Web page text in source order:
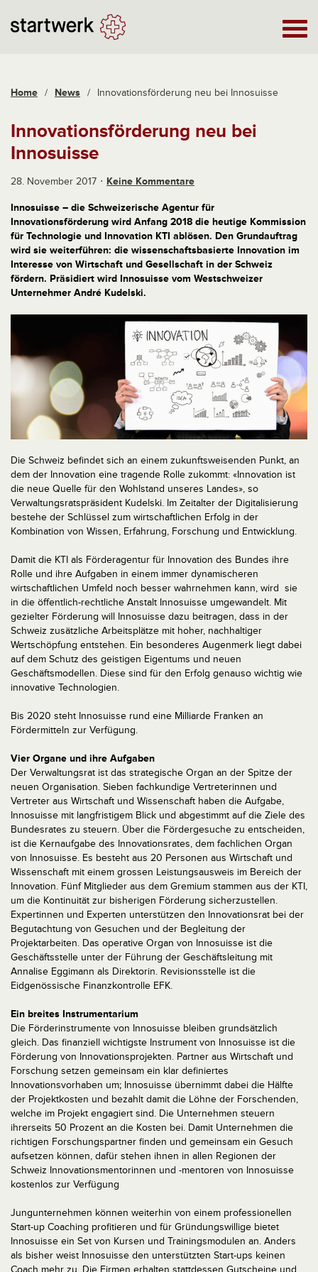
Home / News / Innovationsförderung neu bei Innosuisse
Innovationsförderung neu bei
Innosuisse
28. November 2017 Keine Kommentare
Innosuisse – die Schweizerische Agentur für
Innovationsförderung wird Anfang 2018 die heutige Kommission
für Technologie und Innovation KTI ablösen. Den Grundauftrag
wird sie weiterführen: die wissenschaftsbasierte Innovation im
Interesse von Wirtschaft und Gesellschaft in der Schweiz
fördern. Präsidiert wird Innosuisse vom Westschweizer
Unternehmer André Kudelski.
Die Schweiz befindet sich an einem zukunftsweisenden Punkt, an
dem der Innovation eine tragende Rolle zukommt: «Innovation ist
die neue Quelle für den Wohlstand unseres Landes», so
Verwaltungsratspräsident Kudelski. Im Zeitalter der Digitalisierung
bestehe der Schlüssel zum wirtschaftlichen Erfolg in der
Kombination von Wissen, Erfahrung, Forschung und Entwicklung.
Damit die KTI als Förderagentur für Innovation des Bundes ihre
Rolle und ihre Aufgaben in einem immer dynamischeren
wirtschaftlichen Umfeld noch besser wahrnehmen kann, wird sie
in die öffentlich-rechtliche Anstalt Innosuisse umgewandelt. Mit
gezielter Förderung will Innosuisse dazu beitragen, dass in der
Schweiz zusätzliche Arbeitsplätze mit hoher, nachhaltiger
Wertschöpfung entstehen. Ein besonderes Augenmerk liegt dabei
auf dem Schutz des geistigen Eigentums und neuen
Geschäftsmodellen. Diese sind für den Erfolg genauso wichtig wie
innovative Technologien.
Bis 2020 steht Innosuisse rund eine Milliarde Franken an
Fördermitteln zur Verfügung.
Vier Organe und ihre Aufgaben
Der Verwaltungsrat ist das strategische Organ an der Spitze der
neuen Organisation. Sieben fachkundige Vertreterinnen und
Vertreter aus Wirtschaft und Wissenschaft haben die Aufgabe,
Innosuisse mit langfristigem Blick und abgestimmt auf die Ziele des
Bundesrates zu steuern. Über die Fördergesuche zu entscheiden,
ist die Kernaufgabe des Innovationsrates, dem fachlichen Organ
von Innosuisse. Es besteht aus 20 Personen aus Wirtschaft und
Wissenschaft mit einem grossen Leistungsausweis im Bereich der
Innovation. Fünf Mitglieder aus dem Gremium stammen aus der KTI,
um die Kontinuität zur bisherigen Förderung sicherzustellen.
Expertinnen und Experten unterstützen den Innovationsrat bei der
Begutachtung von Gesuchen und der Begleitung der
Projektarbeiten. Das operative Organ von Innosuisse ist die
Geschäftsstelle unter der Führung der Geschäftsleitung mit
Annalise Eggimann als Direktorin. Revisionsstelle ist die
Eidgenössische Finanzkontrolle EFK.
Ein breites Instrumentarium
Die Förderinstrumente von Innosuisse bleiben grundsätzlich
gleich. Das finanziell wichtigste Instrument von Innosuisse ist die
Förderung von Innovationsprojekten. Partner aus Wirtschaft und
Forschung setzen gemeinsam ein klar definiertes
Innovationsvorhaben um; Innosuisse übernimmt dabei die Hälfte
der Projektkosten und bezahlt damit die Löhne der Forschenden,
welche im Projekt engagiert sind. Die Unternehmen steuern
ihrerseits 50 Prozent an die Kosten bei. Damit Unternehmen die
richtigen Forschungspartner finden und gemeinsam ein Gesuch
aufsetzen können, dafür stehen ihnen in allen Regionen der
Schweiz Innovationsmentorinnen und -mentoren von Innosuisse
kostenlos zur Verfügung
Jungunternehmen können weiterhin von einem professionellen
Start-up Coaching profitieren und für Gründungswillige bietet
Innosuisse ein Set von Kursen und Trainingsmodulen an. Anders
als bisher weist Innosuisse den unterstützten Start-ups keinen